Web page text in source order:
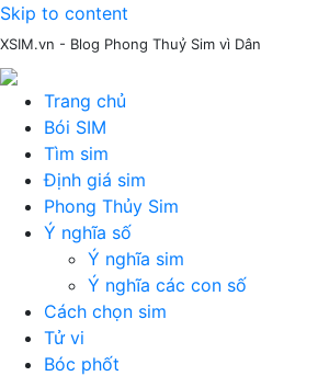
Skip to content
XSIM.vn - Blog Phong Thuỷ Sim vì Dân
Trang chủ
Bói SIM
Tìm sim
Định giá sim
Phong Thủy Sim
Ý nghĩa số
Ý nghĩa sim
Ý nghĩa các con số
Cách chọn sim
Tử vi
Bóc phốt